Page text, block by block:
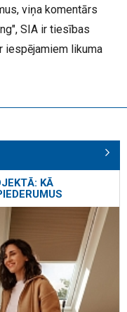
viņa komentārs
SIA ir tiesības
iespējamiem likuma
KĀ